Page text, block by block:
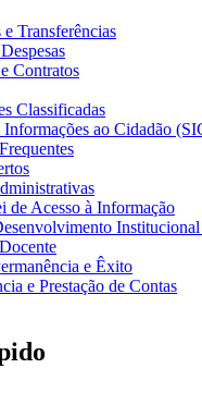
Transferências
Contratos
Classificadas
Informações ao Cidadão
de Acesso à Informação
e Êxito
e Prestação de Contas